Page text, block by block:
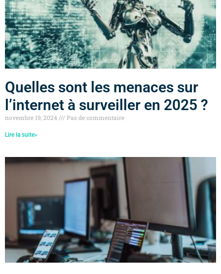
Quelles sont les menaces sur
l’internet à surveiller en 2025 ?
novembre 19, 2024 Pas de commentaire
Lire la suite»